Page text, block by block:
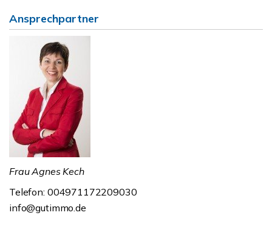
Ansprechpartner
Frau Agnes Kech
Telefon: 004971172209030
info@gutimmo.de